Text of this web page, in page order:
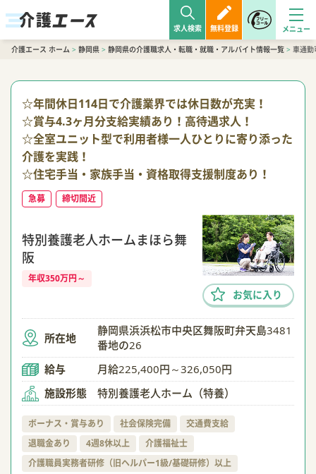
求人検索 無料登録
介護エース ホーム > 静岡県 > 静岡県の介護職求人・転職・就職・アルバイト情報一覧 > 車通勤
☆年間休日114日で介護業界では休日数が充実！
☆賞与4.3ヶ月分支給実績あり！高待遇求人！
☆全室ユニット型で利用者様一人ひとりに寄り添った
介護を実践！
☆住宅手当・家族手当・資格取得支援制度あり！
急募 締切間近
特別養護老人ホームまほら舞
阪
年収350万円～
お気に入り
所在地
静岡県浜浜松市中央区舞阪町弁天島3481
番地の26
給与
月給225,400円～326,050円
施設形態
特別養護老人ホーム（特養）
ボーナス・賞与あり 社会保険完備
交通費支給
退職金あり
4週8休以上
介護福祉士
介護職員実務者研修（旧ヘルパー1級/基礎研修）以上